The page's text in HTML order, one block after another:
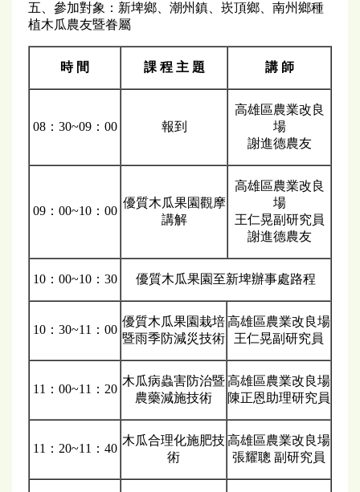
五、參加對象：新埤鄉、潮州鎮、崁頂鄉、南州鄉種
植木瓜農友暨眷屬
時 間 課 程 主 題 講 師
08：30~09：00 報到
高雄區農業改良
場
謝進德農友
09：00~10：00
優質木瓜果園觀摩
講解
高雄區農業改良
場
王仁晃副研究員
謝進德農友
10：00~10：30 優質木瓜果園至新埤辦事處路程
10：30~11：00
優質木瓜果園栽培
暨雨季防減災技術
高雄區農業改良場
王仁晃副研究員
11：00~11：20
木瓜病蟲害防治暨
農藥減施技術
高雄區農業改良場
陳正恩助理研究員
11：20~11：40
木瓜合理化施肥技
術
高雄區農業改良場
張耀聰 副研究員